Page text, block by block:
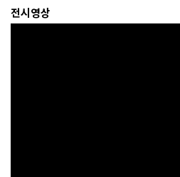
전시영상